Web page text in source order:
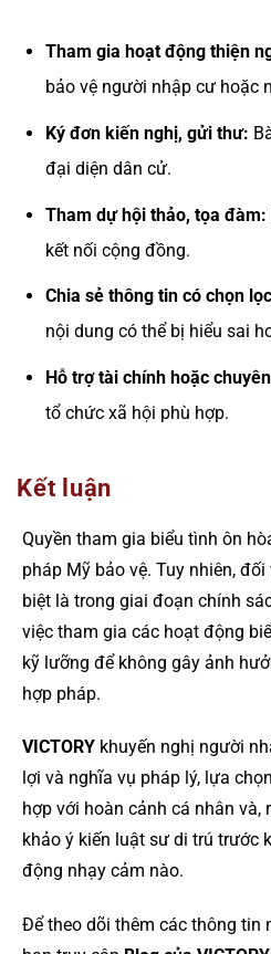
Tham gia hoạt động thiện
bảo vệ người nhập cư hoặc
Ký đơn kiến nghị, gửi thư:
đại diện dân cử.
Tham dự hội thảo, tọa đàm:
kết nối cộng đồng.
Chia sẻ thông tin có chọn
nội dung có thể bị hiểu sai
Hỗ trợ tài chính hoặc
tổ chức xã hội phù hợp.
Kết luận
Quyền tham gia biểu tình ôn
pháp Mỹ bảo vệ. Tuy nhiên,
biệt là trong giai đoạn chính
việc tham gia các hoạt động
kỹ lưỡng để không gây ảnh
hợp pháp.
VICTORY khuyến nghị người
lợi và nghĩa vụ pháp lý, lựa
hợp với hoàn cảnh cá nhân và,
khảo ý kiến luật sư di trú trước
động nhạy cảm nào.
Để theo dõi thêm các thông tin